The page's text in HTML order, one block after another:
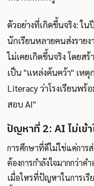
ตัวอย่างที่เกิดขึ้นจริง: ใน
นักเรียนหลายคนส่งราย
ไม่เคยเกิดขึ้นจริง โดยส
เป็น "แหล่งค้นคว้า" เหตุ
Literacy ว่าโรงเรียนพ
สอบ AI"
ปัญหาที่ 2: AI ไม่เข้า
การศึกษาที่ดีไม่ใช่แค่การ
ต้องการกำลังใจมากกว่าค
เมื่อไหรที่ปัญหาในการเ